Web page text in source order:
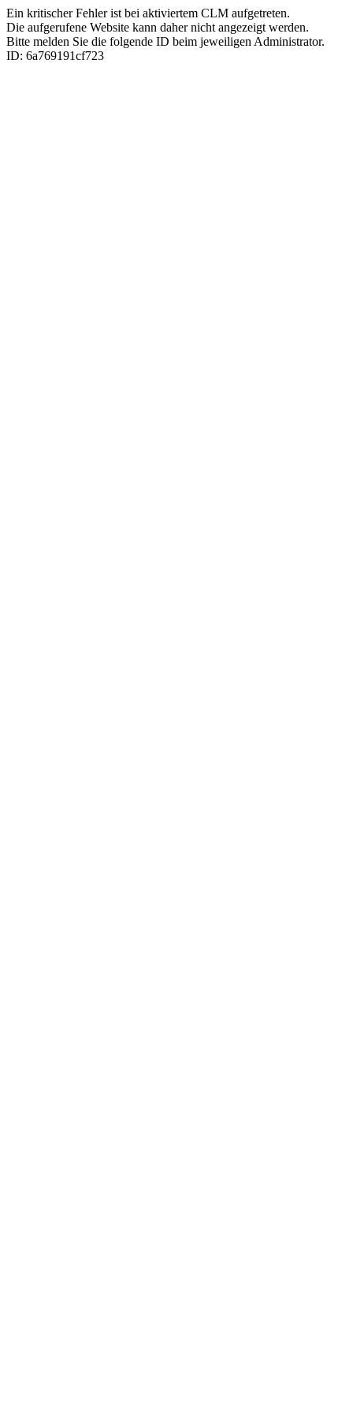
Ein kritischer Fehler ist bei aktiviertem CLM aufgetreten.
Die aufgerufene Website kann daher nicht angezeigt werden.
Bitte melden Sie die folgende ID beim jeweiligen Administrator.
ID: 6a769191cf723